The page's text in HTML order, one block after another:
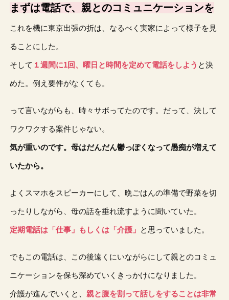
まずは電話で、親とのコミュニケーションを
これを機に東京出張の折は、なるべく実家によって様子を見
ることにした。
そして １週間に1回、曜日と時間を定めて電話をしよう と決
めた。例え要件がなくても。
って言いながらも、時々サボってたのです。だって、決して
ワクワクする案件じゃない。
気が重いのです。母はだんだん鬱っぽくなって愚痴が増えて
いたから。
よくスマホをスピーカーにして、晩ごはんの準備で野菜を切
ったりしながら、母の話を垂れ流すように聞いていた。
定期電話は「仕事」もしくは「介護」 と思っていました。
でもこの電話は、この後遠くにいながらにして親とのコミュ
ニケーションを保ち深めていくきっかけになりました。
介護が進んでいくと、親と腹を割って話しをすることは非常